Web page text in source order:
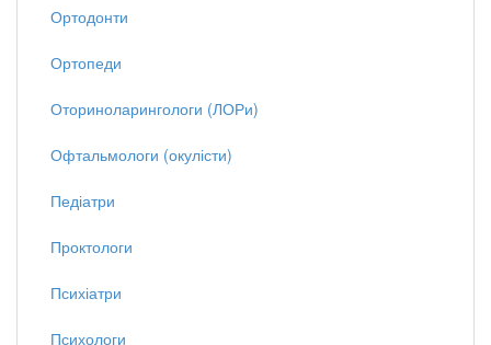
Ортодонти
Ортопеди
Оториноларингологи (ЛОРи)
Офтальмологи (окулісти)
Педіатри
Проктологи
Психіатри
Психологи